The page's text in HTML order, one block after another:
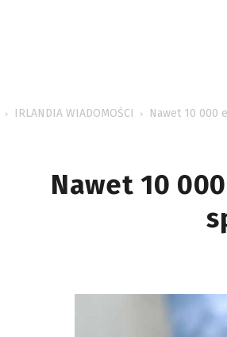
IRLANDIA WIADOMOŚCI Nawet 10 000
Nawet 10